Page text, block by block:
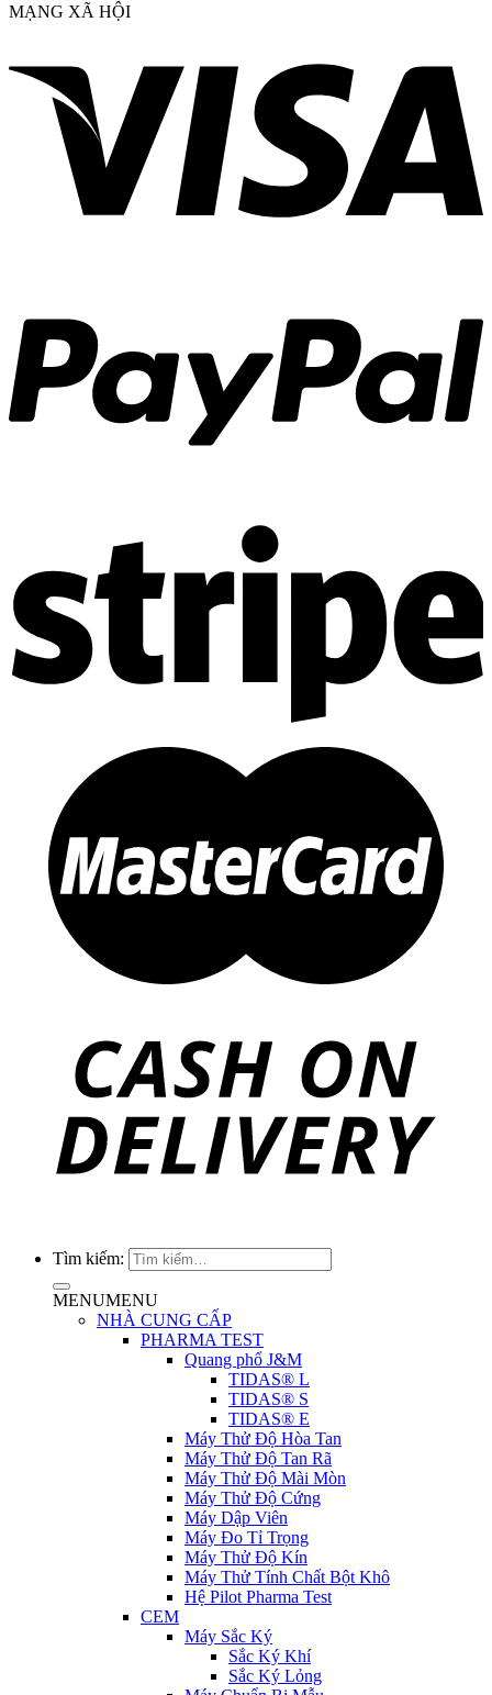
MẠNG XÃ HỘI
Tìm kiếm:
MENUMENU
NHÀ CUNG CẤP
PHARMA TEST
Quang phổ J&M
TIDAS® L
TIDAS® S
TIDAS® E
Máy Thử Độ Hòa Tan
Máy Thử Độ Tan Rã
Máy Thử Độ Mài Mòn
Máy Thử Độ Cứng
Máy Dập Viên
Máy Đo Tỉ Trọng
Máy Thử Độ Kín
Máy Thử Tính Chất Bột Khô
Hệ Pilot Pharma Test
CEM
Máy Sắc Ký
Sắc Ký Khí
Sắc Ký Lỏng